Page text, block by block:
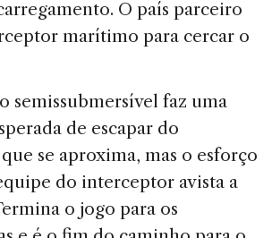
O país parceiro
marítimo para cercar o
semissubmersível faz uma
de escapar do
se aproxima, mas o esforço
do interceptor avista a
o jogo para os